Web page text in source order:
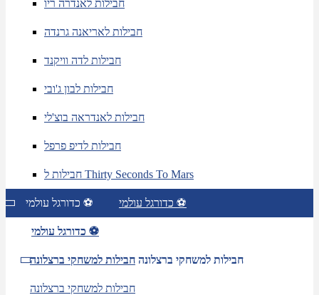
חבילות לאנדרה ריו
חבילות לאריאנה גרנדה
חבילות לדה וויקנד
חבילות לבון ג'ובי
חבילות לאנדראה בוצ'לי
חבילות לדיפ פרפל
חבילות ל Thirty Seconds To Mars
כדורגל עולמי ⚽ כדורגל עולמי ⚽
כדורגל עולמי ⚽
חבילות למשחקי ברצלונה חבילות למשחקי ברצלונה
חבילות למשחקי ברצלונה